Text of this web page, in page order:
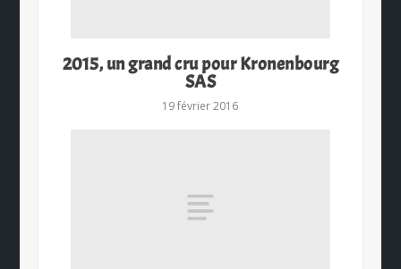
2015, un grand cru pour Kronenbourg
SAS
19 février 2016